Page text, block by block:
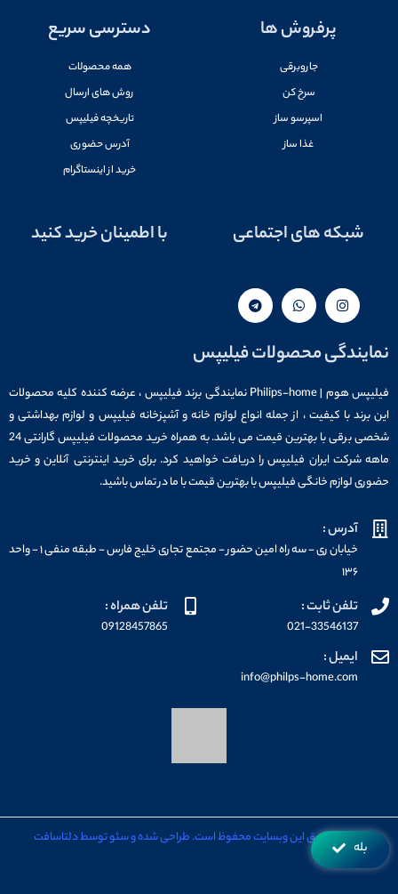
پرفروش ها
جاروبرقی
سرخ کن
اسپرسو ساز
غذا ساز
دسترسی سریع
همه محصولات
روش های ارسال
تاریخچه فیلیپس
آدرس حضوری
خرید از اینستاگرام
شبکه های اجتماعی با اطمینان خرید کنید
نمایندگی محصولات فیلیپس
فیلیپس هوم | Philips-home نمایندگی برند فیلیپس ، عرضه کننده کلیه محصولات
این برند با کیفیت ، از جمله انواع لوازم خانه و آشپزخانه فیلیپس و لوازم بهداشتی و
شخصی برقی با بهترین قیمت می باشد. به همراه خرید محصولات فیلیپس گارانتی 24
ماهه شرکت ایران فیلیپس را دریافت خواهید کرد. برای خرید اینترنتی آنلاین و خرید
حضوری لوازم خانگی فیلیپس با بهترین قیمت با ما در تماس باشید.
آدرس :
خیابان ری - سه راه امین حضور - مجتمع تجاری خلیج فارس - طبقه منفی ۱ - واحد
۱۳۶
تلفن ثابت :
021-33546137
تلفن همراه :
09128457865
ایمیل :
info@philps-home.com
تمامی حقوق این وبسایت محفوظ است. طراحی شده و سئو توسط دلتاسافت
بله